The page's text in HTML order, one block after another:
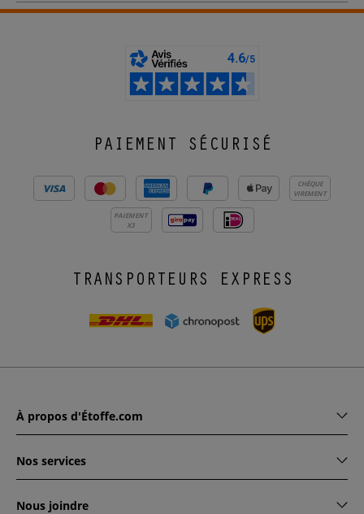
PAIEMENT SÉCURISÉ
CHÈQUE
VIREMENT
PAIEMENT
X3
TRANSPORTEURS EXPRESS
À propos d'Étoffe.com
Nos services
Nous joindre